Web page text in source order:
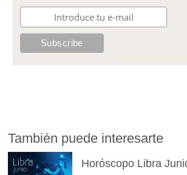
También puede interesarte
Horóscopo Libra